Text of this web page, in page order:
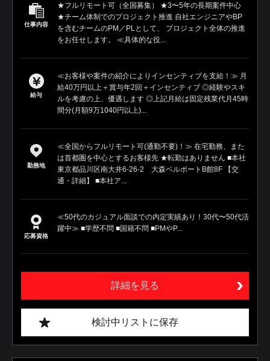
仕事内容
★フルリモート可（全国募集） ★3〜5年の長期案件中心
★チーム体制でのプロジェクト推進 自社エンジニアやBP
を含むチームのPM／PLとして、 プロジェクト全体の推進
をお任せします。 ≪具体的な役...
給与
≪お客様や案件の紹介によりインセンティブを支給！≫ 月
給40万円以上＋賞与年2回＋インセンティブ ◎経験やスキ
ルを考慮の上、優遇します ◎上記月給は固定残業代月45時
間分(月額9万1040円以上)...
勤務地
≪全国からフルリモート可(通勤不要)！≫ 在宅勤務、また
は首都圏を中心とするお客様先 ★転勤はありません ■本社
東京都品川区南大井6-26-2 大森ベルポートB館8F 【交
通・詳細】 ■本社ア...
応募資格
≪50代のカジュアル面談での内定実績あり！30代〜50代活
躍中≫ ■学歴不問 ■国籍不問 ■PMやP...
詳細を見る
検討中リストに保存